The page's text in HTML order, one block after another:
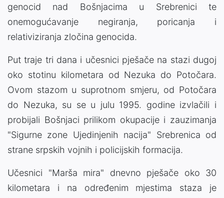
genocid nad Bošnjacima u Srebrenici te
onemogućavanje negiranja, poricanja i
relativiziranja zločina genocida.
Put traje tri dana i učesnici pješače na stazi dugoj
oko stotinu kilometara od Nezuka do Potočara.
Ovom stazom u suprotnom smjeru, od Potočara
do Nezuka, su se u julu 1995. godine izvlačili i
probijali Bošnjaci prilikom okupacije i zauzimanja
"Sigurne zone Ujedinjenih nacija" Srebrenica od
strane srpskih vojnih i policijskih formacija.
Učesnici "Marša mira" dnevno pješače oko 30
kilometara i na određenim mjestima staza je